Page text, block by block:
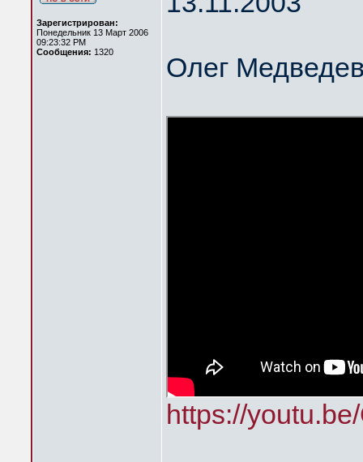
Зарегистрирован:
Понедельник 13 Март 2006
09:23:32 PM
Сообщения: 1320 Олег
https://